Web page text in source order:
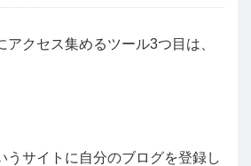
クセス集めるツール3つ目は、
うサイトに自分のブログを登録し